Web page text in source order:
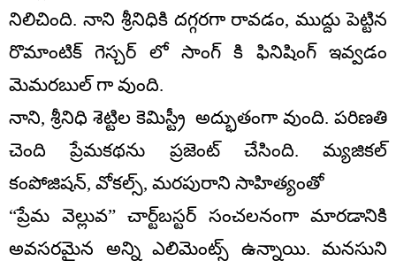
నిలిచింది. నాని శ్రీనిధికి దగ్గరగా రావడం, ముద్దు పెట్టిన
రొమాంటిక్ గెస్చర్ లో సాంగ్ కి ఫినిషింగ్ ఇవ్వడం
మెమరబుల్ గా వుంది.
నాని, శ్రీనిధి శెట్టిల కెమిస్ట్రీ అద్భుతంగా వుంది. పరిణతి
చెంది ప్రేమకథను ప్రజెంట్ చేసింది. మ్యజికల్
కంపోజిషన్, వోకల్స్, మరపురాని సాహిత్యంతో
“ప్రేమ వెల్లువ” చార్ట్‌బస్టర్ సంచలనంగా మారడానికి
అవసరమైన అన్ని ఎలిమెంట్స్ ఉన్నాయి. మనసుని